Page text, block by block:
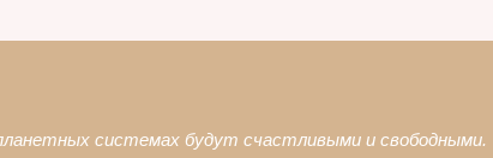
системах будут счастливыми и свободными.